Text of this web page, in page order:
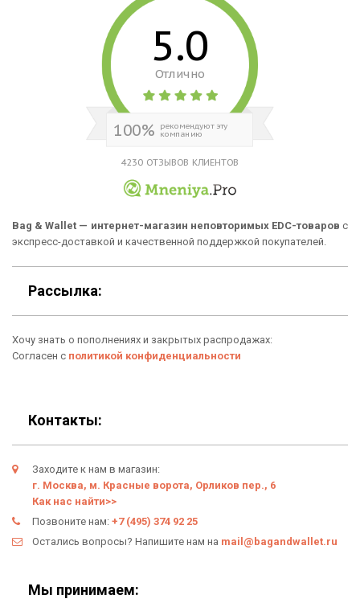
Способы оплаты
Подарочные сертификаты
Условия возврата
Оферта
Политика конфиденциальности
Личный кабинет
Для гаджетов
Аксессуары
Популярные товары
5.0
Отлично
100% рекомендуют эту
компанию
4230 ОТЗЫВОВ КЛИЕНТОВ
Bag & Wallet — интернет-магазин неповторимых EDC-товаров с
экспресс-доставкой и качественной поддержкой покупателей.
Рассылка:
Хочу знать о пополнениях и закрытых распродажах:
Согласен с политикой конфиденциальности
Контакты:
Заходите к нам в магазин:
г. Москва, м. Красные ворота, Орликов пер., 6
Как нас найти>>
Позвоните нам: +7 (495) 374 92 25
Остались вопросы? Напишите нам на mail@bagandwallet.ru
Мы принимаем: